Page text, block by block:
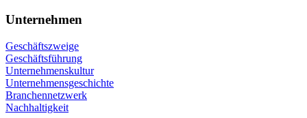
Unternehmen
Geschäftszweige
Geschäftsführung
Unternehmenskultur
Unternehmensgeschichte
Branchennetzwerk
Nachhaltigkeit